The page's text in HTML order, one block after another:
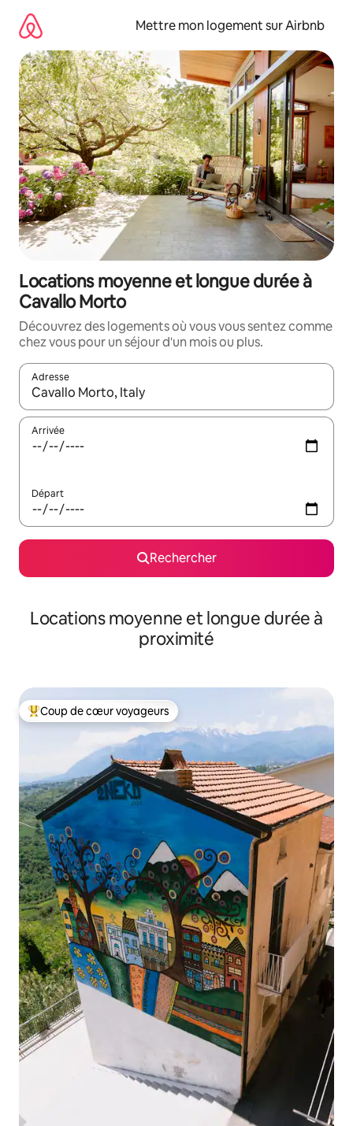
directement
contenu
Mettre mon logement sur Airbnb
Locations moyenne et longue durée à
Cavallo Morto
Découvrez des logements où vous vous sentez comme
chez vous pour un séjour d'un mois ou plus.
Adresse
Lorsque les résultats s'affichent, utilisez les flèches vers le
Arrivée
Départ
Rechercher
Locations moyenne et longue durée à
proximité
Coups de cœur voyageurs les plus appréciés
Coup de cœur voyageurs